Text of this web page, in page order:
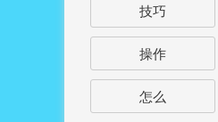
技巧
操作
怎么